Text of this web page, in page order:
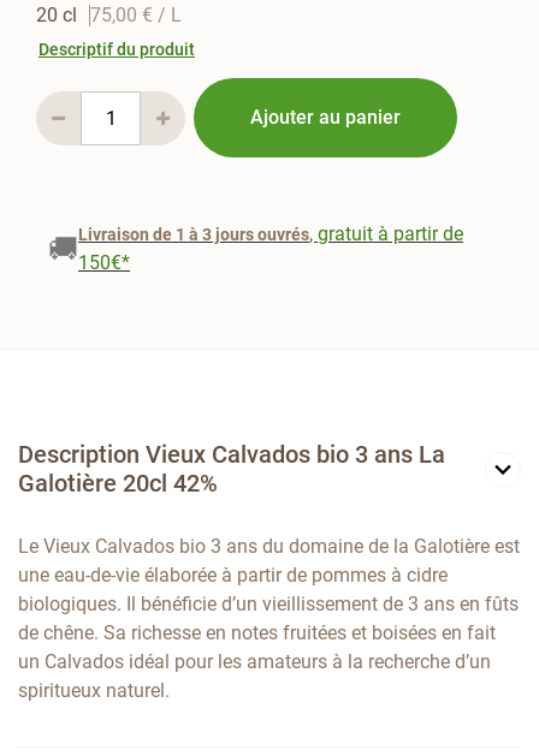
20 cl 75,00 € / L
Descriptif du produit
Ajouter au panier
🚚Livraison de 1 à 3 jours ouvrés, gratuit à partir de
150€*
Description Vieux Calvados bio 3 ans La
Galotière 20cl 42%
Le Vieux Calvados bio 3 ans du domaine de la Galotière est
une eau-de-vie élaborée à partir de pommes à cidre
biologiques. Il bénéficie d’un vieillissement de 3 ans en fûts
de chêne. Sa richesse en notes fruitées et boisées en fait
un Calvados idéal pour les amateurs à la recherche d’un
spiritueux naturel.